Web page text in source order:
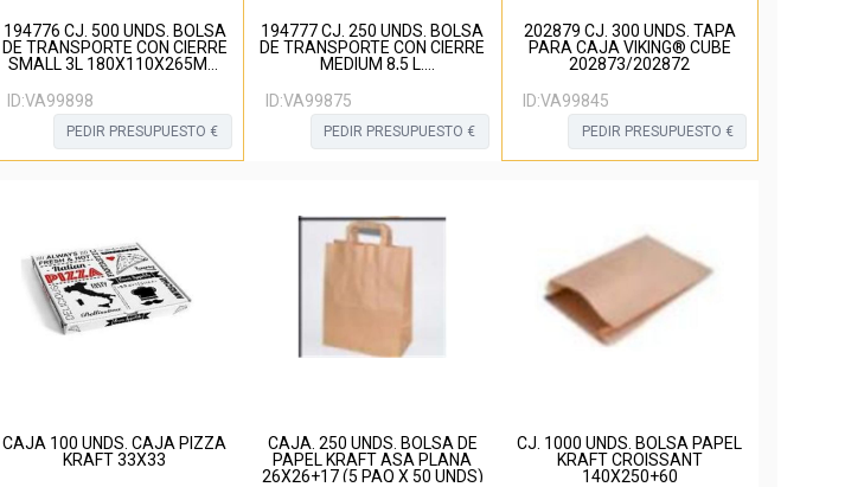
194776 CJ. 500 UNDS. BOLSA
DE TRANSPORTE CON CIERRE
SMALL 3L 180X110X265MM
ID:VA99898
PEDIR PRESUPUESTO €
194777 CJ. 250 UNDS. BOLSA
DE TRANSPORTE CON CIERRE
MEDIUM 8,5 L.
MARRON
ID:VA99875
PEDIR PRESUPUESTO €
202879 CJ. 300 UNDS. TAPA
PARA CAJA VIKING® CUBE
202873/202872
ID:VA99845
PEDIR PRESUPUESTO €
CAJA 100 UNDS. CAJA PIZZA
KRAFT 33X33
CAJA. 250 UNDS. BOLSA DE
PAPEL KRAFT ASA PLANA
26X26+17 (5 PAQ X 50 UNDS)
CJ. 1000 UNDS. BOLSA PAPEL
KRAFT CROISSANT
140X250+60